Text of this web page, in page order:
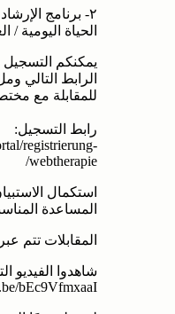
٢- برنامج
الحياة اليومية
يمكنكم
الرابط التالي
للمقابلة مع
رابط التسجيل:
registrierung-
webtherapie/
استكمال
المساعدة
المقابلات تتم
شاهدوا الفيديو